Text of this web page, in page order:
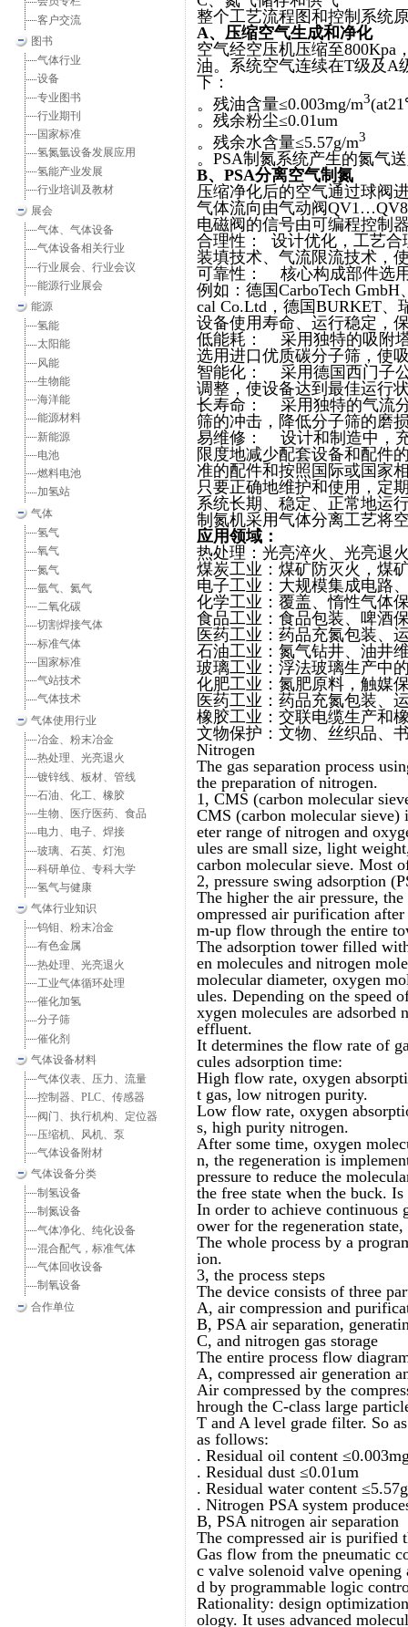
客户交流
图书
气体行业
设备
专业图书
行业期刊
国家标准
氢氮氩设备发展应用
氢能产业发展
行业培训及教材
展会
气体、气体设备
气体设备相关行业
行业展会、行业会议
能源行业展会
能源
氢能
太阳能
风能
生物能
海洋能
能源材料
新能源
电池
燃料电池
加氢站
气体
氢气
氧气
氮气
氩气、氦气
二氧化碳
切割焊接气体
标准气体
国家标准
气站技术
气体技术
气体使用行业
冶金、粉末冶金
热处理、光亮退火
镀锌线、板材、管线
石油、化工、橡胶
生物、医疗医药、食品
电力、电子、焊接
玻璃、石英、灯泡
科研单位、专科大学
氢气与健康
气体行业知识
钨钼、粉末冶金
有色金属
热处理、光亮退火
工业气体循环处理
催化加氢
分子筛
催化剂
气体设备材料
气体仪表、压力、流量
控制器、PLC、传感器
阀门、执行机构、定位器
压缩机、风机、泵
气体设备附材
气体设备分类
制氢设备
制氮设备
气体净化、纯化设备
混合配气，标准气体
气体回收设备
制氧设备
合作单位
整个工艺流程图和控制系统
A、压缩空气生成和净化
空气经空压机压缩至800Kpa
油。系统空气连续在T级及A
下：
。残油含量≤0.003mg/m3
。残余粉尘≤0.01um
。残余水含量≤5.57g/m3
。PSA制氮系统产生的氮气
B、 PSA分离空气制氮
压缩净化后的空气通过球阀
气体流向由气动阀
电磁阀的信号由可编程控制
合理性： 设计优化，工艺合
装填技术、气流限流技术，
可靠性： 核心构成部件选
例如：德国CarboTech GmbH
cal Co.Ltd，德国BURKET、
设备使用寿命、运行稳定，
低能耗： 采用独特的吸附
选用进口优质碳分子筛，使
智能化： 采用德国西门子
调整，使设备达到最佳运行
长寿命： 采用独特的气流
筛的冲击，降低分子筛的磨
易维修： 设计和制造中，
限度地减少配套设备和配件
准的配件和按照国际或国家
只要正确地维护和使用，定
系统长期、稳定、正常地运
制氮机采用气体分离工艺将
应用领域：
热处理：光亮淬火、光亮退
煤炭工业：煤矿防灭火，煤
电子工业：大规模集成电路
化学工业：覆盖、惰性气体
食品工业：食品包装、啤酒
医药工业：药品充氮包装、
石油工业：氮气钻井、油井
玻璃工业：浮法玻璃生产中
化肥工业：氮肥原料，触媒
医药工业：药品充氮包装、
橡胶工业：交联电缆生产和
文物保护：文物、丝织品、
Nitrogen
The gas separation process
the preparation of nitrogen.
1, CMS (carbon molecular
CMS (carbon molecular sieve)
eter range of nitrogen and
ules are small size, light
carbon molecular sieve. Most
2, pressure swing adsorption
The higher the air pressure,
ompressed air purification
m-up flow through the entire
The adsorption tower filled
en molecules and nitrogen
molecular diameter, oxygen
ules. Depending on the speed
xygen molecules are adsorbed
effluent.
It determines the flow rate of
cules adsorption time:
High flow rate, oxygen
t gas, low nitrogen purity.
Low flow rate, oxygen
s, high purity nitrogen.
After some time, oxygen
n, the regeneration is
pressure to reduce the
the free state when the buck.
In order to achieve continuous
ower for the regeneration
The whole process by a
ion.
3, the process steps
The device consists of three
A, air compression and
B, PSA air separation,
C, and nitrogen gas storage
The entire process flow
A, compressed air generation
Air compressed by the
hrough the C-class large
T and A level grade filter. So
as follows:
. Residual oil content
. Residual dust ≤0.01um
. Residual water content
. Nitrogen PSA system
B, PSA nitrogen air separation
The compressed air is
Gas flow from the pneumatic
c valve solenoid valve
d by programmable logic
Rationality: design
ology. It uses advanced